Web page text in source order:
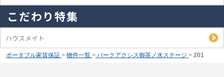
こだわり特集
ハウスメイト
ポータブル家賃保証 > 物件一覧 > パークアクシス御茶ノ水ステージ > 201